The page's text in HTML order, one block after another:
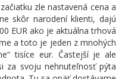
zle nastavená cena a
skôr narodení klienti, dajú
EUR ako je aktuálna trhová
a toto je jeden z mnohých
tisíce eur. Častejší je ale
za svoju nehnuteľnosť pýta